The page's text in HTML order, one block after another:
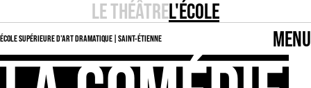
LE THÉÂTREL'ÉCOLE
ÉCOLE SUPÉRIEURE D’ART DRAMATIQUE | SAINT-ÉTIENNE MENU